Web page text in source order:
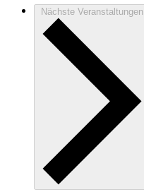
Nächste Veranstaltungen